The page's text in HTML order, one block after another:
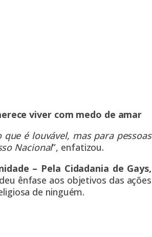
viver com medo de amar
é louvável, mas para pessoas
Nacional”, enfatizou.
– Pela Cidadania de Gays,
ênfase aos objetivos das ações
de ninguém.